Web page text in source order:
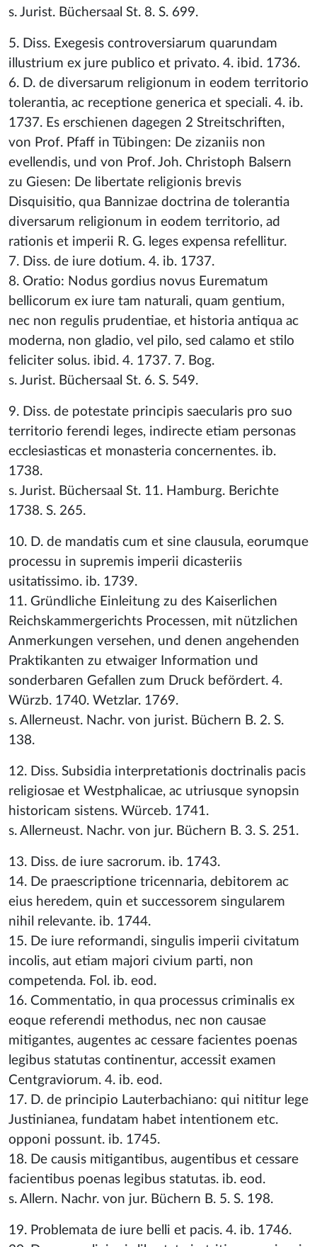
s. Jurist. Büchersaal St. 8. S. 699.
5. Diss. Exegesis controversiarum quarundam
illustrium ex jure publico et privato. 4. ibid. 1736.
6. D. de diversarum religionum in eodem territorio
tolerantia, ac receptione generica et speciali. 4. ib.
1737. Es erschienen dagegen 2 Streitschriften,
von Prof. Pfaff in Tübingen: De zizaniis non
evellendis, und von Prof. Joh. Christoph Balsern
zu Giesen: De libertate religionis brevis
Disquisitio, qua Bannizae doctrina de tolerantia
diversarum religionum in eodem territorio, ad
rationis et imperii R. G. leges expensa refellitur.
7. Diss. de iure dotium. 4. ib. 1737.
8. Oratio: Nodus gordius novus Eurematum
bellicorum ex iure tam naturali, quam gentium,
nec non regulis prudentiae, et historia antiqua ac
moderna, non gladio, vel pilo, sed calamo et stilo
feliciter solus. ibid. 4. 1737. 7. Bog.
s. Jurist. Büchersaal St. 6. S. 549.
9. Diss. de potestate principis saecularis pro suo
territorio ferendi leges, indirecte etiam personas
ecclesiasticas et monasteria concernentes. ib.
1738.
s. Jurist. Büchersaal St. 11. Hamburg. Berichte
1738. S. 265.
10. D. de mandatis cum et sine clausula, eorumque
processu in supremis imperii dicasteriis
usitatissimo. ib. 1739.
11. Gründliche Einleitung zu des Kaiserlichen
Reichskammergerichts Processen, mit nützlichen
Anmerkungen versehen, und denen angehenden
Praktikanten zu etwaiger Information und
sonderbaren Gefallen zum Druck befördert. 4.
Würzb. 1740. Wetzlar. 1769.
s. Allerneust. Nachr. von jurist. Büchern B. 2. S.
138.
12. Diss. Subsidia interpretationis doctrinalis pacis
religiosae et Westphalicae, ac utriusque synopsin
historicam sistens. Würceb. 1741.
s. Allerneust. Nachr. von jur. Büchern B. 3. S. 251.
13. Diss. de iure sacrorum. ib. 1743.
14. De praescriptione tricennaria, debitorem ac
eius heredem, quin et successorem singularem
nihil relevante. ib. 1744.
15. De iure reformandi, singulis imperii civitatum
incolis, aut etiam majori civium parti, non
competenda. Fol. ib. eod.
16. Commentatio, in qua processus criminalis ex
eoque referendi methodus, nec non causae
mitigantes, augentes ac cessare facientes poenas
legibus statutas continentur, accessit examen
Centgraviorum. 4. ib. eod.
17. D. de principio Lauterbachiano: qui nititur lege
Justinianea, fundatam habet intentionem etc.
opponi possunt. ib. 1745.
18. De causis mitigantibus, augentibus et cessare
facientibus poenas legibus statutas. ib. eod.
s. Allern. Nachr. von jur. Büchern B. 5. S. 198.
19. Problemata de iure belli et pacis. 4. ib. 1746.